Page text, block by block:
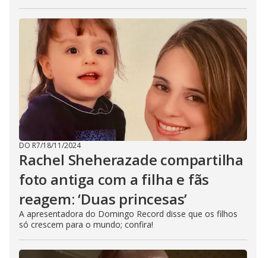
DO R7/18/11/2024
Rachel Sheherazade compartilha
foto antiga com a filha e fãs
reagem: ‘Duas princesas’
A apresentadora do Domingo Record disse que os filhos
só crescem para o mundo; confira!